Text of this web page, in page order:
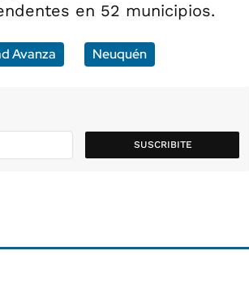
en 52 municipios.
Avanza Neuquén
SUSCRIBITE